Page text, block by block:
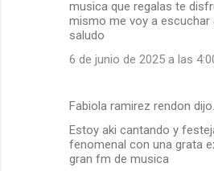
musica que regalas te
mismo me voy a
saludo
6 de junio de 2025 a las
Fabiola ramirez rendon
Estoy aki cantando y
fenomenal con una grata
gran fm de musica